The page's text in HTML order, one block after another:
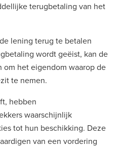
terugbetaling van het
lening terug te betalen
wordt geëist, kan de
het eigendom waarop de
te nemen.
hebben
waarschijnlijk
tot hun beschikking. Deze
van een vordering